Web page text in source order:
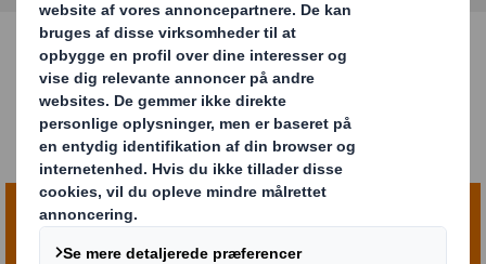
DOWNLOAD RAPPORTEN HER